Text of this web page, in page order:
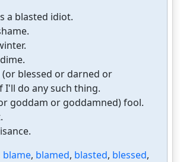
a blasted idiot.
blessed or darned or
I'll do any such thing.
goddam or goddamned) fool.
blame, blamed, blasted, blessed,